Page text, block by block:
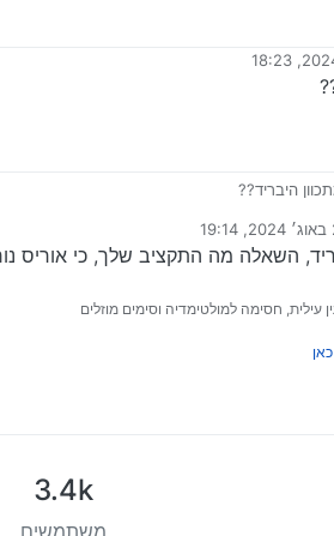
על ידי
היבריד??
על ידי
השאלה מה התקציב שלך, כי אוריס
עילית, חסימה למולטימדיה וסימים מוזלים
3.4k